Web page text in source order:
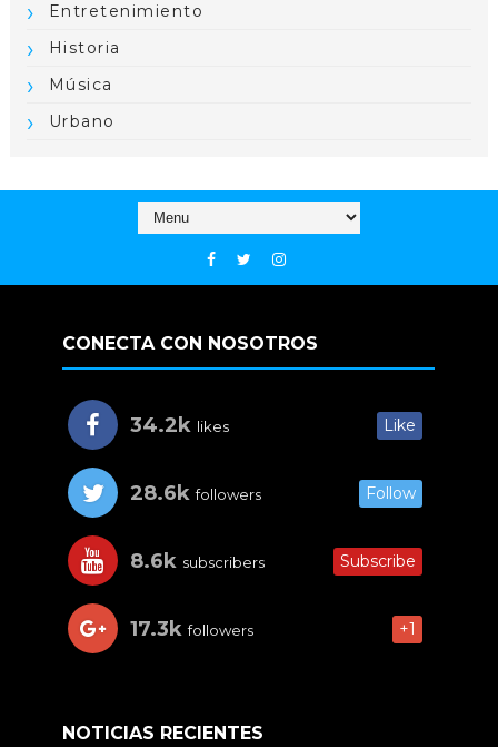
Entretenimiento
Historia
Música
Urbano
CONECTA CON NOSOTROS
34.2k likes Like
28.6k followers Follow
8.6k subscribers Subscribe
17.3k followers +1
NOTICIAS RECIENTES